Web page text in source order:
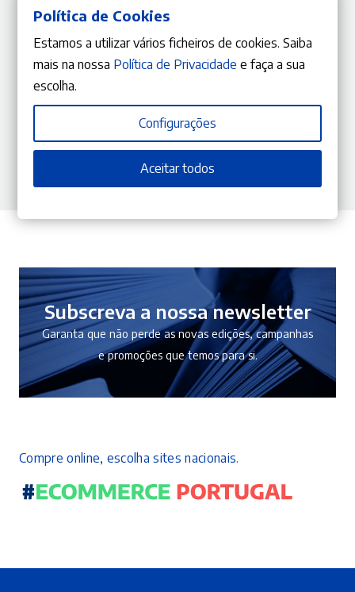
17,91€ O
17,91 €.
16,12€O
16,12 €.
Subscreva a nossa newsletter
Garanta que não perde as novas edições, campanhas
e promoções que temos para si.
Compre online, escolha sites nacionais.
Política de Cookies
Estamos a utilizar vários ficheiros de cookies. Saiba
mais na nossa Política de Privacidade e faça a sua
escolha.
Configurações
Aceitar todos